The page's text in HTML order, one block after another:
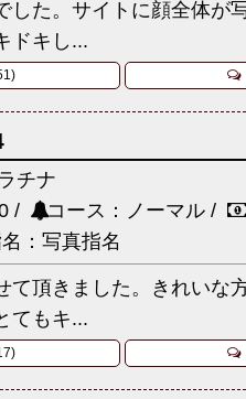
した。サイトに顔全体が
ドキし...
チナ
/
コース：ノーマル /
：写真指名
て頂きました。きれいな
てもキ...